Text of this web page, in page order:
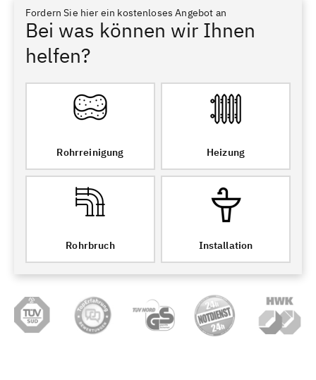
Fordern Sie hier ein kostenloses Angebot an
Bei was können wir Ihnen
helfen?
Rohrreinigung Heizung
Rohrbruch Installation